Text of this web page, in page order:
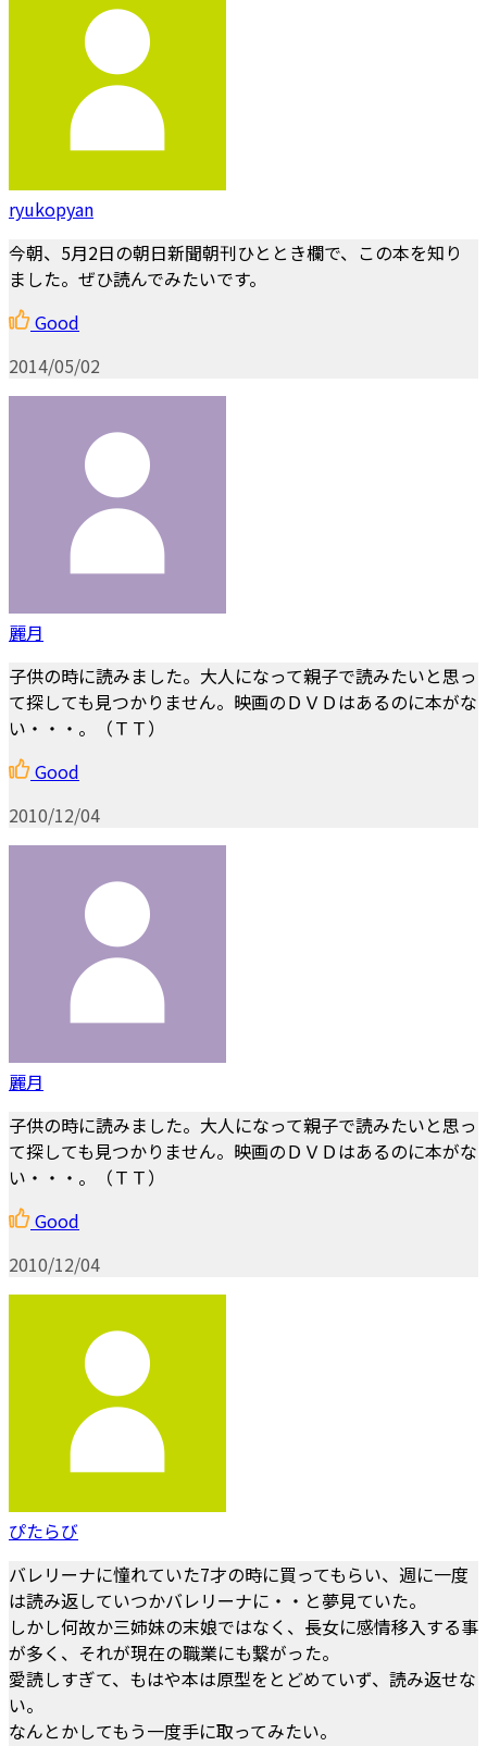
ryukopyan
今朝、5月2日の朝日新聞朝刊ひととき欄で、この本を知り
ました。ぜひ読んでみたいです。
Good
2014/05/02
麗月
子供の時に読みました。大人になって親子で読みたいと思っ
て探しても見つかりません。映画のＤＶＤはあるのに本がな
い・・・。（ＴＴ）
Good
2010/12/04
麗月
子供の時に読みました。大人になって親子で読みたいと思っ
て探しても見つかりません。映画のＤＶＤはあるのに本がな
い・・・。（ＴＴ）
Good
2010/12/04
ぴたらび
バレリーナに憧れていた7才の時に買ってもらい、週に一度
は読み返していつかバレリーナに・・と夢見ていた。
しかし何故か三姉妹の末娘ではなく、長女に感情移入する事
が多く、それが現在の職業にも繋がった。
愛読しすぎて、もはや本は原型をとどめていず、読み返せな
い。
なんとかしてもう一度手に取ってみたい。